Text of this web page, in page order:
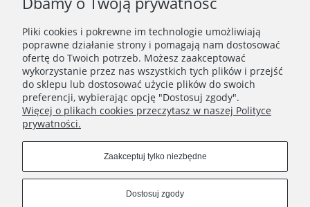
Zapisz się
Zapisując się do Newslettera wyrażasz zgodę na
przetwarzanie Twoich danych osobowych zgodnie z
Polityką prywatności oraz otrzymywanie drogą
elektroniczną informacji handlowej zgodnie z
Regulaminem Newslettera.
REGULAMINY
Pliki cookies i pokrewne im technologie umożliwiają
poprawne działanie strony i pomagają nam dostosować
ofertę do Twoich potrzeb. Możesz zaakceptować
wykorzystanie przez nas wszystkich tych plików i przejść
do sklepu lub dostosować użycie plików do swoich
preferencji, wybierając opcję "Dostosuj zgody".
Więcej o plikach cookies przeczytasz w naszej Polityce
prywatności.
Zaakceptuj tylko niezbędne
Dostosuj zgody